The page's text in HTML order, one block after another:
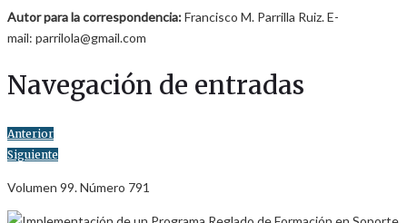
Autor para la correspondencia:Francisco M. Parrilla Ruiz. E-
mail: parrilola@gmail.com
Navegación de entradas
Anterior
Siguiente
Volumen 99. Número 791